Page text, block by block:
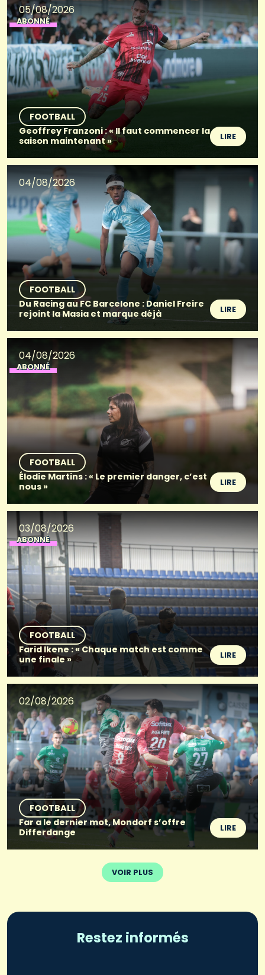
05/08/2026
ABONNÉ
FOOTBALL
Geoffrey Franzoni : « Il faut commencer la
saison maintenant »
LIRE
04/08/2026
FOOTBALL
Du Racing au FC Barcelone : Daniel Freire
rejoint la Masia et marque déjà
LIRE
04/08/2026
ABONNÉ
FOOTBALL
Élodie Martins : « Le premier danger, c’est
nous »
LIRE
03/08/2026
ABONNÉ
FOOTBALL
Farid Ikene : « Chaque match est comme
une finale »
LIRE
02/08/2026
FOOTBALL
Far a le dernier mot, Mondorf s’offre
Differdange
LIRE
VOIR PLUS
Restez informés